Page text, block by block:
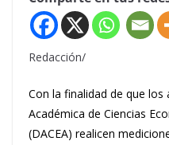
Redacción/
Con la finalidad de que los
Académica de Ciencias
(DACEA) realicen